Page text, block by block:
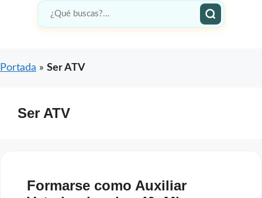
Portada » Ser ATV
Ser ATV
Formarse como Auxiliar